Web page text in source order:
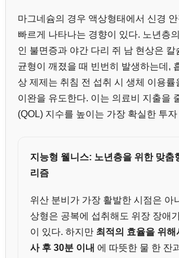
마그네슘의 경우 액상형태에서 신경
빠르게 나타나는 경향이 있다. 노년층
인 불면증과 야간 다리 쥐 남 현상은 칼
균형이 깨졌을 때 빈번히 발생하는데,
상 제제는 취침 전 섭취 시 생체 이용률
이완을 유도한다. 이는 의료비 지출을
(QOL) 지수를 높이는 가장 확실한 투
지능형 웰니스: 노년층을 위한 맞춤
리즘
위산 분비가 가장 활발한 시점은 아
상형은 공복에 섭취해도 위장 장애
이 있다. 하지만 최적의 효율을 위해
사 후 30분 이내 에 따뜻한 물 한 잔